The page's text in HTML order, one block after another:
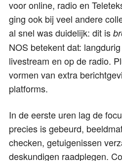
voor online, radio en
ging ook bij veel andere
al snel was duidelijk: dit is
NOS betekent dat:
livestream en op de radio.
vormen van extra
platforms.
In de eerste uren lag de
precies is gebeurd,
checken, getuigenissen
deskundigen raadplegen.